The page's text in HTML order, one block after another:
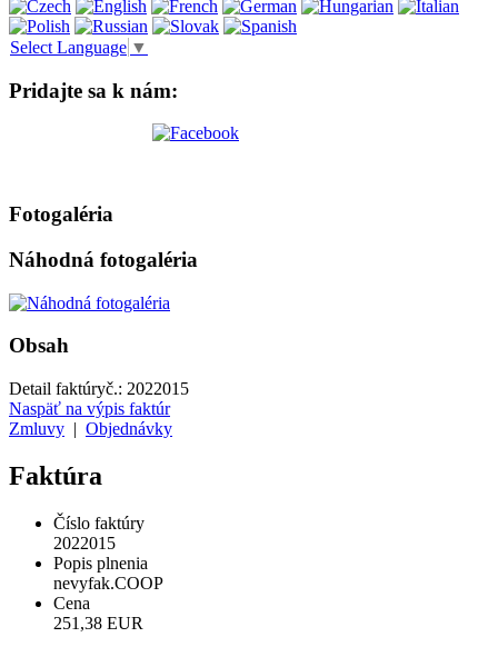
Select Language ▼
Pridajte sa k nám:
Fotogaléria
Náhodná fotogaléria
Obsah
Detail faktúryč.: 2022015
Naspäť na výpis faktúr
Zmluvy | Objednávky
Faktúra
Číslo faktúry
2022015
Popis plnenia
nevyfak.COOP
Cena
251,38 EUR